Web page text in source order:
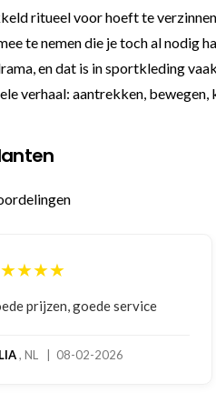
ritueel voor hoeft te
te nemen die je toch al nodig
en dat is in sportkleding
verhaal: aantrekken, bewegen,
prijzen, goede service
, NL | 08-02-2026